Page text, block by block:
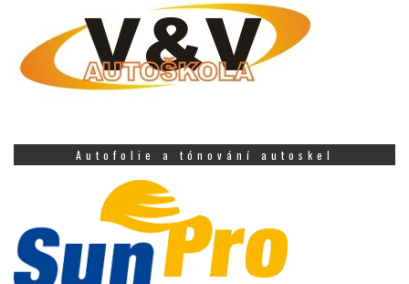
Autofolie a tónování autoskel